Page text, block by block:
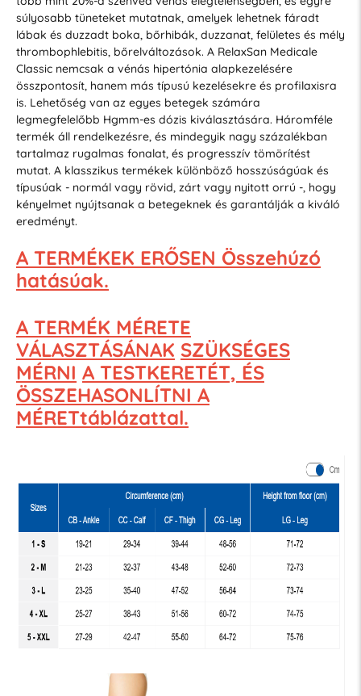
súlyosabb tüneteket mutatnak, amelyek lehetnek fáradt
lábak és duzzadt boka, bőrhibák, duzzanat, felületes és mély
thrombophlebitis, bőrelváltozások. A RelaxSan Medicale
Classic nemcsak a vénás hipertónia alapkezelésére
összpontosít, hanem más típusú kezelésekre és profilaxisra
is. Lehetőség van az egyes betegek számára
legmegfelelőbb Hgmm-es dózis kiválasztására. Háromféle
termék áll rendelkezésre, és mindegyik nagy százalékban
tartalmaz rugalmas fonalat, és progresszív tömörítést
mutat. A klasszikus termékek különböző hosszúságúak és
típusúak - normál vagy rövid, zárt vagy nyitott orrú -, hogy
kényelmet nyújtsanak a betegeknek és garantálják a kiváló
eredményt.
A TERMÉKEK ERŐSEN Összehúzó
hatásúak.
A TERMÉK MÉRETE
VÁLASZTÁSÁNAK SZÜKSÉGES
MÉRNI A TESTKERETÉT, ÉS
ÖSSZEHASONLÍTNI A
MÉRETtáblázattal.